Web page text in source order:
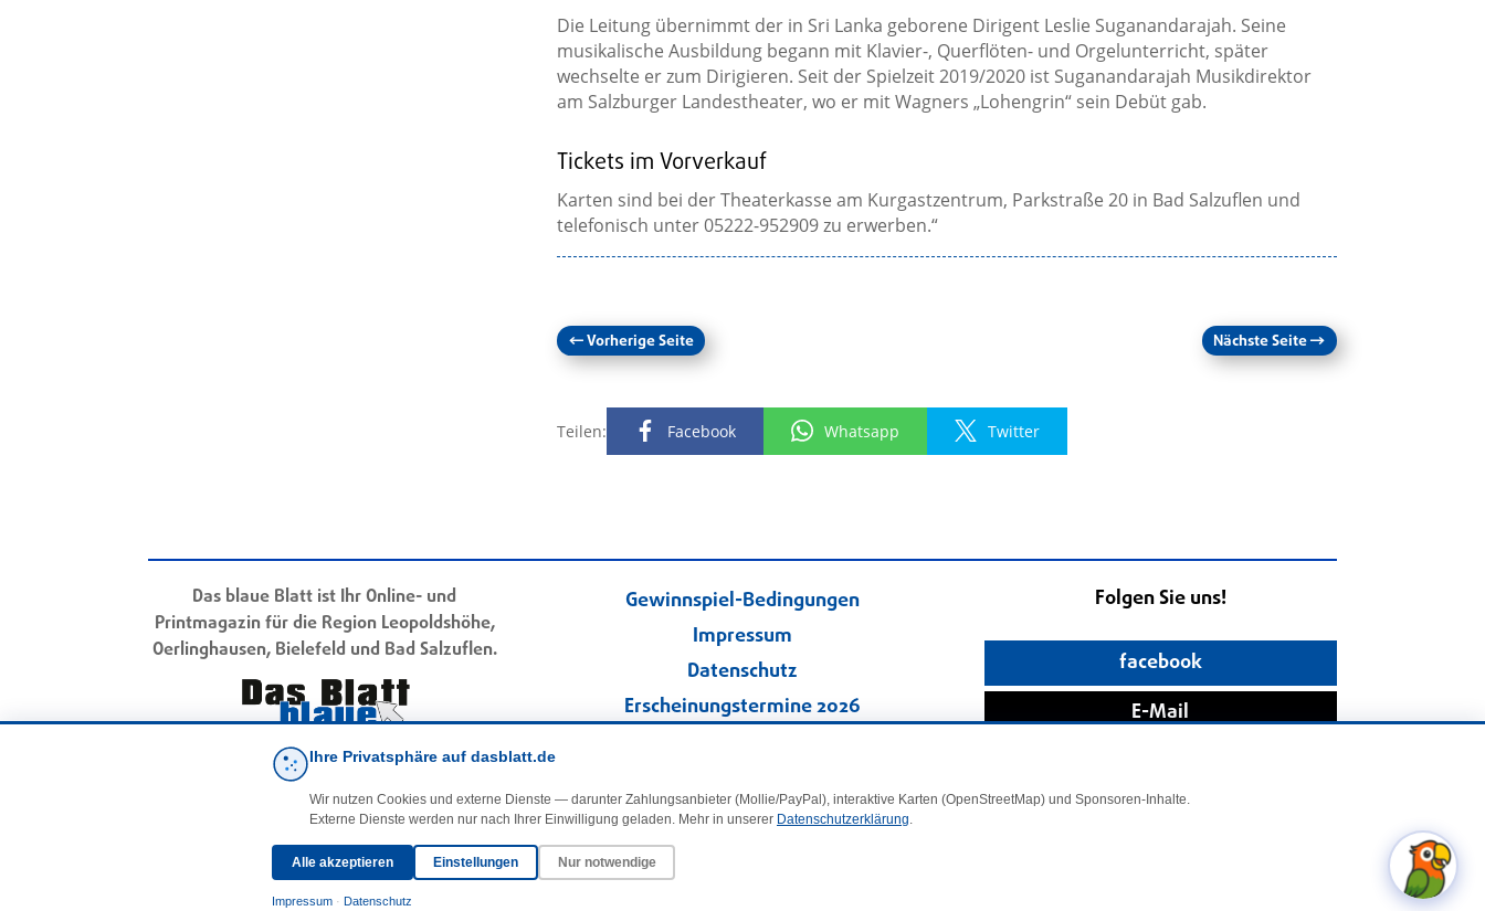
Die Leitung übernimmt der in Sri Lanka geborene Dirigent Leslie Suganandarajah. Seine
musikalische Ausbildung begann mit Klavier-, Querflöten- und Orgelunterricht, später
wechselte er zum Dirigieren. Seit der Spielzeit 2019/2020 ist Suganandarajah Musikdirektor
am Salzburger Landestheater, wo er mit Wagners „Lohengrin“ sein Debüt gab.
Tickets im Vorverkauf
Karten sind bei der Theaterkasse am Kurgastzentrum, Parkstraße 20 in Bad Salzuflen und
telefonisch unter 05222-952909 zu erwerben.“
←Vorherige Seite Nächste Seite→
Teilen: Facebook Whatsapp Twitter
Das blaue Blatt ist Ihr Online- und
Printmagazin für die Region Leopoldshöhe,
Oerlinghausen, Bielefeld und Bad Salzuflen.
Gewinnspiel-Bedingungen
Impressum
Datenschutz
Erscheinungstermine 2026
Kleinanzeigen
·Cookie-Einstellungen
Folgen Sie uns!
facebook
E-Mail
Ihre Privatsphäre auf dasblatt.de
Wir nutzen Cookies und externe Dienste — darunter Zahlungsanbieter (Mollie/PayPal), interaktive Karten (OpenStreetMap) und Sponsoren-Inhalte.
Externe Dienste werden nur nach Ihrer Einwilligung geladen. Mehr in unserer Datenschutzerklärung.
Alle akzeptieren Einstellungen Nur notwendige
Impressum · Datenschutz